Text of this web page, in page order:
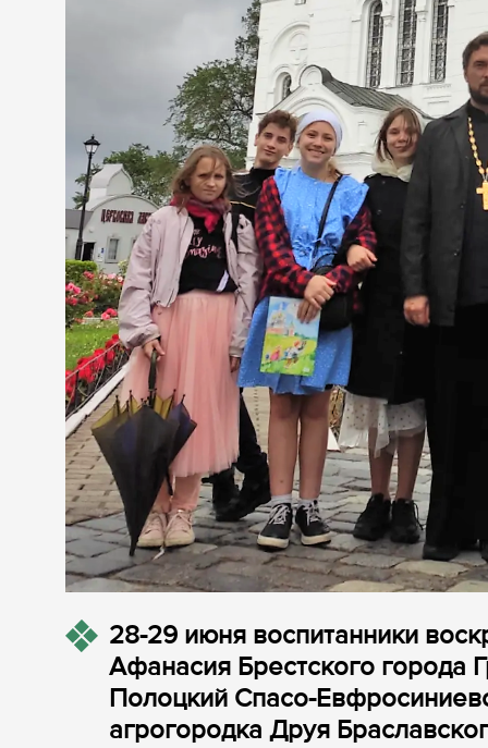
28-29 июня воспитанники
Афанасия Брестского города
Полоцкий Спасо-
агрогородка Друя